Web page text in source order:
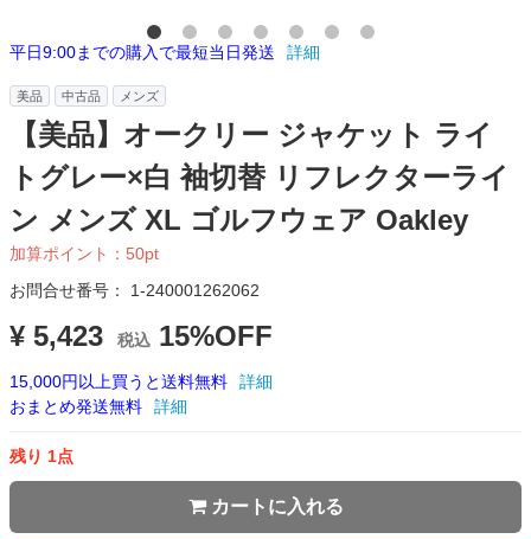
平日9:00までの購入で最短当日発送 詳細
美品 中古品 メンズ
【美品】オークリー ジャケット ライ
トグレー×白 袖切替 リフレクターライ
ン メンズ XL ゴルフウェア Oakley
加算ポイント： 50pt
お問合せ番号： 1-240001262062
¥ 5,423 税込 15%OFF
15,000円以上買うと送料無料
詳細
おまとめ発送無料
詳細
残り 1点
カートに入れる